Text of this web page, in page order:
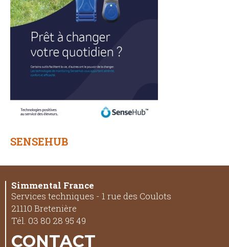
SENSEHUB
Simmental France
Services techniques - 1 rue des Coulots
21110 Bretenière
Tél. 03 80 28 95 49
CONTACT